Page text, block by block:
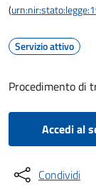
(
Servizio attivo
Procedimento di
Accedi al
Condividi